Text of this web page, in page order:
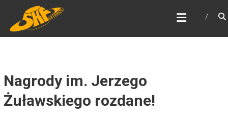
content
ŚLĄSKI KLUB FANTASTYKI
Najstarszy klub fantastyki w Polsce
Nagrody im. Jerzego
Żuławskiego rozdane!